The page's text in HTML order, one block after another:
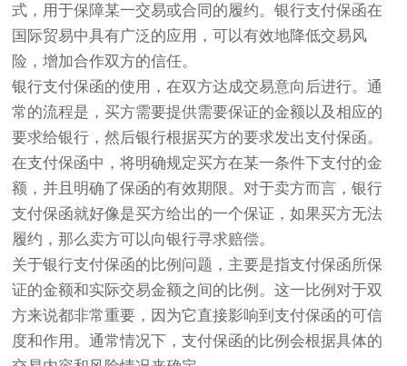
式，用于保障某一交易或合同的履约。银行支付保函在
国际贸易中具有广泛的应用，可以有效地降低交易风
险，增加合作双方的信任。
银行支付保函的使用，在双方达成交易意向后进行。通
常的流程是，买方需要提供需要保证的金额以及相应的
要求给银行，然后银行根据买方的要求发出支付保函。
在支付保函中，将明确规定买方在某一条件下支付的金
额，并且明确了保函的有效期限。对于卖方而言，银行
支付保函就好像是买方给出的一个保证，如果买方无法
履约，那么卖方可以向银行寻求赔偿。
关于银行支付保函的比例问题，主要是指支付保函所保
证的金额和实际交易金额之间的比例。这一比例对于双
方来说都非常重要，因为它直接影响到支付保函的可信
度和作用。通常情况下，支付保函的比例会根据具体的